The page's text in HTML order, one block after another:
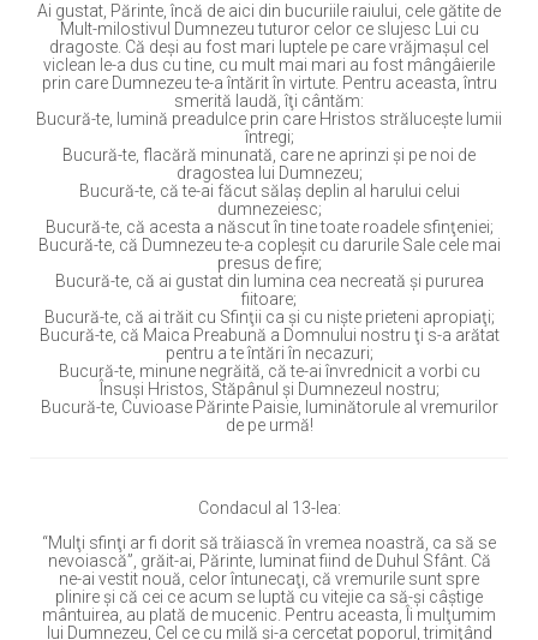
Ai gustat, Părinte, încă de aici din bucuriile raiului, cele gătite de
Mult-milostivul Dumnezeu tuturor celor ce slujesc Lui cu
dragoste. Că deşi au fost mari luptele pe care vrăjmaşul cel
viclean le-a dus cu tine, cu mult mai mari au fost mângâierile
prin care Dumnezeu te-a întărit în virtute. Pentru aceasta, întru
smerită laudă, îţi cântăm:
Bucură-te, lumină preadulce prin care Hristos străluceşte lumii
întregi;
Bucură-te, flacără minunată, care ne aprinzi şi pe noi de
dragostea lui Dumnezeu;
Bucură-te, că te-ai făcut sălaş deplin al harului celui
dumnezeiesc;
Bucură-te, că acesta a născut în tine toate roadele sfinţeniei;
Bucură-te, că Dumnezeu te-a copleşit cu darurile Sale cele mai
presus de fire;
Bucură-te, că ai gustat din lumina cea necreată şi pururea
fiitoare;
Bucură-te, că ai trăit cu Sfinţii ca şi cu nişte prieteni apropiaţi;
Bucură-te, că Maica Preabună a Domnului nostru ţi s-a arătat
pentru a te întări în necazuri;
Bucură-te, minune negrăită, că te-ai învrednicit a vorbi cu
Însuşi Hristos, Stăpânul şi Dumnezeul nostru;
Bucură-te, Cuvioase Părinte Paisie, luminătorule al vremurilor
de pe urmă!
Condacul al 13-lea:
“Mulţi sfinţi ar fi dorit să trăiască în vremea noastră, ca să se
nevoiască”, grăit-ai, Părinte, luminat fiind de Duhul Sfânt. Că
ne-ai vestit nouă, celor întunecaţi, că vremurile sunt spre
plinire şi că cei ce acum se luptă cu vitejie ca să-şi câştige
mântuirea, au plată de mucenic. Pentru aceasta, Îi mulţumim
lui Dumnezeu, Cel ce cu milă şi-a cercetat poporul, trimiţând